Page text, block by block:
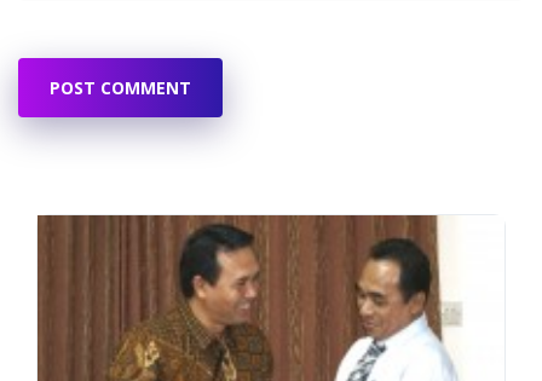
POST COMMENT